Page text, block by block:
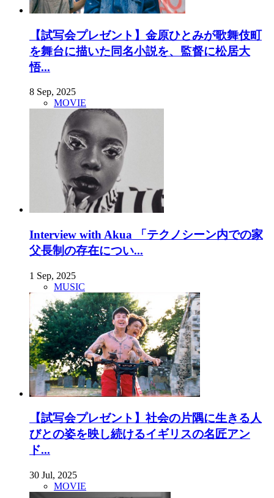
【試写会プレゼント】金原ひとみが歌舞伎町
を舞台に描いた同名小説を、監督に松居大
悟...
8 Sep, 2025
MOVIE
Interview with Akua 「テクノシーン内での家
父長制の存在につい...
1 Sep, 2025
MUSIC
【試写会プレゼント】社会の片隅に生きる人
びとの姿を映し続けるイギリスの名匠アン
ド...
30 Jul, 2025
MOVIE